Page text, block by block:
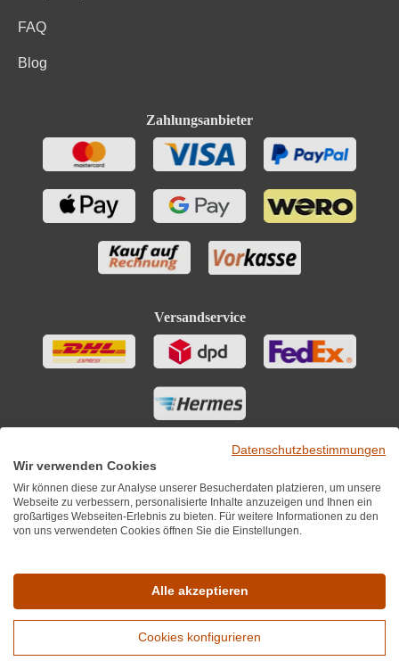
FAQ
Blog
Zahlungsanbieter
Versandservice
Datenschutzbestimmungen
Wir verwenden Cookies
Wir können diese zur Analyse unserer Besucherdaten platzieren, um unsere
Webseite zu verbessern, personalisierte Inhalte anzuzeigen und Ihnen ein
großartiges Webseiten-Erlebnis zu bieten. Für weitere Informationen zu den
von uns verwendeten Cookies öffnen Sie die Einstellungen.
Alle akzeptieren
Cookies konfigurieren